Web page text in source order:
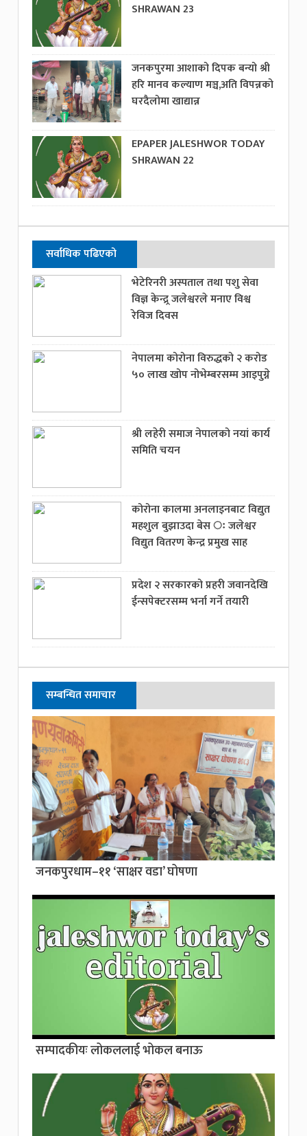
SHRAWAN 23
जनकपुरमा आशाको दिपक बन्यो श्री
हरि मानव कल्याण मञ्च,अति विपन्नको
घरदैलोमा खाद्यान्न
EPAPER JALESHWOR TODAY
SHRAWAN 22
सर्वाधिक पढिएको
भेटेरिनरी अस्पताल तथा पशु सेवा
विज्ञ केन्द्र्र जलेश्वरले मनाए विश्व
रेविज दिवस
नेपालमा कोरोना विरुद्धको २ करोड
५० लाख खोप नोभेम्बरसम्म आइपुग्ने
श्री लहेरी समाज नेपालको नयां कार्य
समिति चयन
कोरोना कालमा अनलाइनबाट विद्युत
महशुल बुझाउदा बेस ः जलेश्वर
विद्युत वितरण केन्द्र प्रमुख साह
प्रदेश २ सरकारको प्रहरी जवानदेखि
ईन्सपेक्टरसम्म भर्ना गर्ने तयारी
सम्बन्धित समाचार
जनकपुरधाम–११ ‘साक्षर वडा’ घोषणा
सम्पादकीयः लोकललाई भोकल बनाऊ